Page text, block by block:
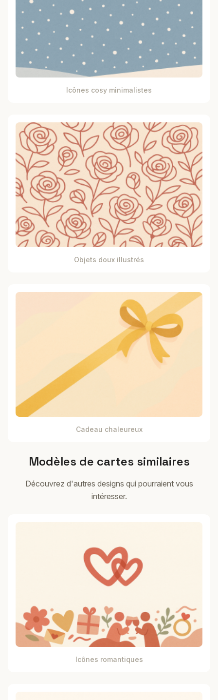
Icônes cosy minimalistes
Objets doux illustrés
Cadeau chaleureux
Modèles de cartes similaires
Découvrez d'autres designs qui pourraient vous
intéresser.
Icônes romantiques